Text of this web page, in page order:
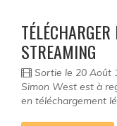
STREAMING
Sortie le 20 Août
Simon West est à
en téléchargement